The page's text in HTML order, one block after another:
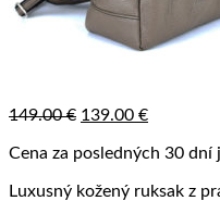
149.00€ Pôvodná
bola:
139.00 €Aktuálna
je:
Cena za posledných 30 dní
Luxusný kožený ruksak z